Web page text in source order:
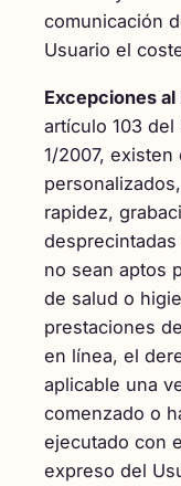
comunicación
Usuario el
Excepciones
artículo 103 del
1/2007,
rapidez,
no sean aptos
de salud o
prestaciones
en línea, el
aplicable una
comenzado o
ejecutado con
expreso del